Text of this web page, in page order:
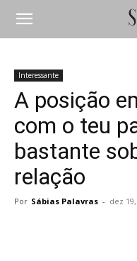
Interessante
A posição
com o teu
bastante
relação
Por Sábias Palavras - dez